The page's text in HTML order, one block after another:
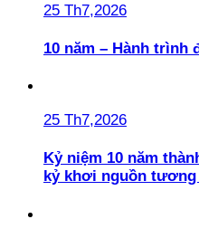
25 Th7,2026
10 năm – Hành trình
25 Th7,2026
Kỷ niệm 10 năm
kỷ khơi nguồn